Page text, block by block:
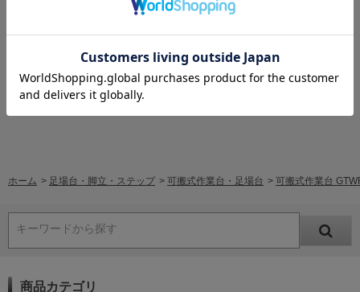
レビューを書く
ホーム > 足場台・脚立・ステップ > 可搬式作業台・足場台 > 可搬式作業台
キーワードから探す
商品カテゴリ